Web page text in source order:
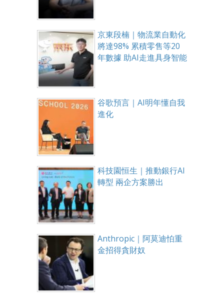
京東段楠｜物流業自動化
將達98% 累積零售等20
年數據 助AI走進具身智能
谷歌預言｜AI明年懂自我
進化
科技園恒生｜推動銀行AI
轉型 兩企方案勝出
Anthropic｜阿莫迪怕重
金招得貪財奴